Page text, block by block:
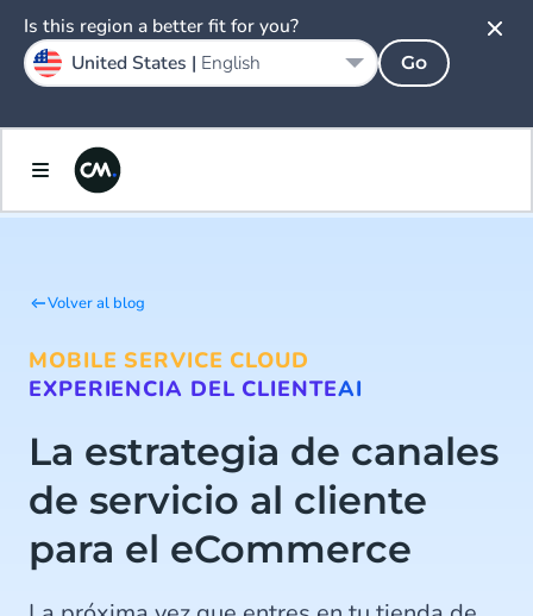
Volver al blog
MOBILE SERVICE CLOUD
EXPERIENCIA DEL CLIENTEAI
La estrategia de canales
de servicio al cliente
para el eCommerce
Is this region a better fit for you?
United States | English Go